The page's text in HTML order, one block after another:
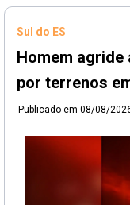
Sul do ES
Homem agride
por terrenos
Publicado em 08/08/